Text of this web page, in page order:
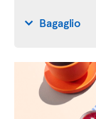
Bagaglio